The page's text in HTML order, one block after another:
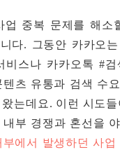
업 중복 문제를 해소
다. 그동안 카카오
비스나 카카오톡 #검
츠 유통과 검색 수
는데요. 이런 시도
부 경쟁과 혼선을
부에서 발생하던 사업